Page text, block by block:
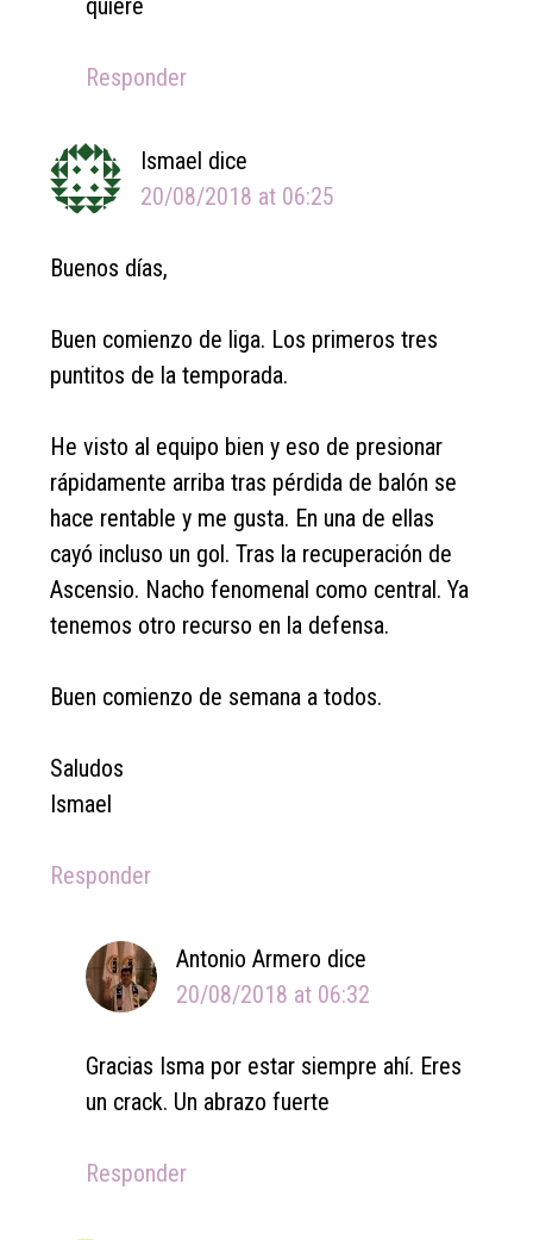
quiere
Responder
Ismael dice
20/08/2018 at 06:25
Buenos días,
Buen comienzo de liga. Los primeros tres
puntitos de la temporada.
He visto al equipo bien y eso de presionar
rápidamente arriba tras pérdida de balón se
hace rentable y me gusta. En una de ellas
cayó incluso un gol. Tras la recuperación de
Ascensio. Nacho fenomenal como central. Ya
tenemos otro recurso en la defensa.
Buen comienzo de semana a todos.
Saludos
Ismael
Responder
Antonio Armero dice
20/08/2018 at 06:32
Gracias Isma por estar siempre ahí. Eres
un crack. Un abrazo fuerte
Responder